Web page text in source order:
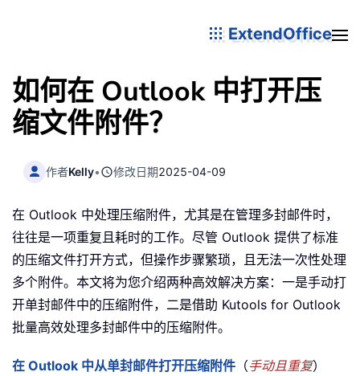
ExtendOffice
如何在 Outlook 中打开压
缩文件附件？
作者Kelly• 修改日期2025-04-09
在 Outlook 中处理压缩附件，尤其是在管理多封邮件时，
往往是一项重复且耗时的工作。尽管 Outlook 提供了标准
的压缩文件打开方式，但操作步骤繁琐，且无法一次性处理
多个附件。本文将为您介绍两种高效解决方案：一是手动打
开单封邮件中的压缩附件，二是借助 Kutools for Outlook
批量高效处理多封邮件中的压缩附件。
在 Outlook 中从单封邮件打开压缩附件 （手动且重复）